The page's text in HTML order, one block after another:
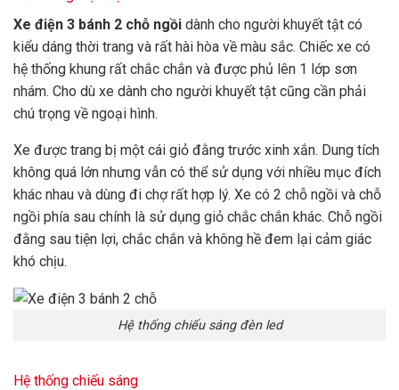
Xe điện 3 bánh 2 chỗ ngồi dành cho người khuyết tật có
kiểu dáng thời trang và rất hài hòa về màu sắc. Chiếc xe có
hệ thống khung rất chắc chắn và được phủ lên 1 lớp sơn
nhám. Cho dù xe dành cho người khuyết tật cũng cần phải
chú trọng về ngoại hình.
Xe được trang bị một cái giỏ đằng trước xinh xắn. Dung tích
không quá lớn nhưng vẫn có thể sử dụng với nhiều mục đích
khác nhau và dùng đi chợ rất hợp lý. Xe có 2 chỗ ngồi và chỗ
ngồi phía sau chính là sử dụng giỏ chắc chắn khác. Chỗ ngồi
đằng sau tiện lợi, chắc chắn và không hề đem lại cảm giác
khó chịu.
Hệ thống chiếu sáng đèn led
Hệ thống chiếu sáng